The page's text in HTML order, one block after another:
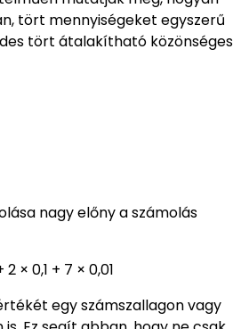
tört mennyiségeket egyszerű
tört átalakítható közönséges
nagy előny a számolás
2 × 0,1 + 7 × 0,01
egy számszallagon vagy